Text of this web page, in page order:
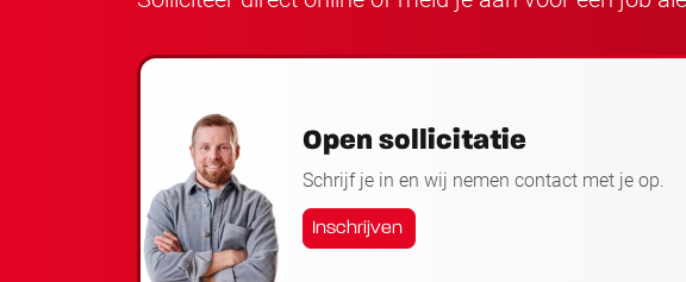
Open sollicitatie
Schrijf je in en wij nemen contact met je op.
Inschrijven